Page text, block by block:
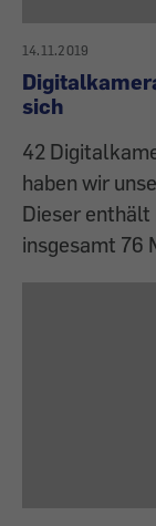
14.11.2019
sich
42
haben wir
Dieser enthält
insgesamt 76